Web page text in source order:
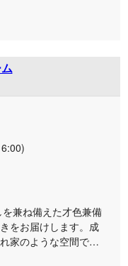
くりを徹底しており
ーはもちろん、本格
ります。ただ癒やさ
れるような特別な体
ら離れ、最上級の癒
ください。
兼ね備えた才色兼備
をお届けします。成
家のような空間で、